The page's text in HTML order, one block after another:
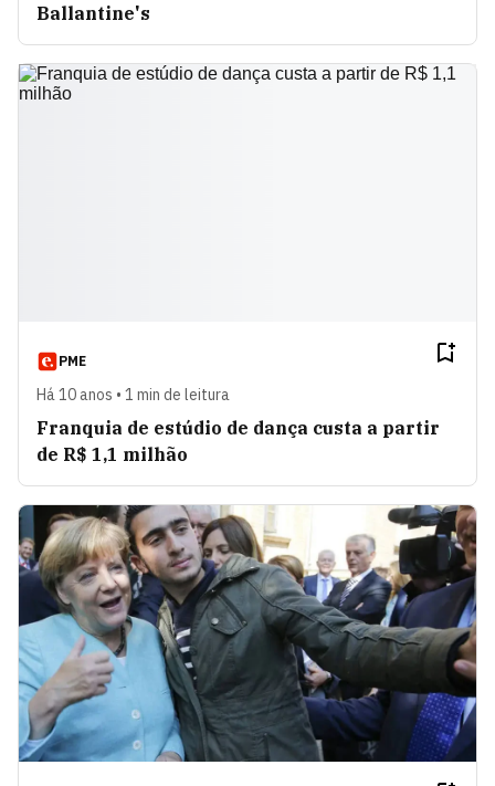
Ballantine's
PME
Há 10 anos • 1 min de leitura
Franquia de estúdio de dança custa a partir
de R$ 1,1 milhão